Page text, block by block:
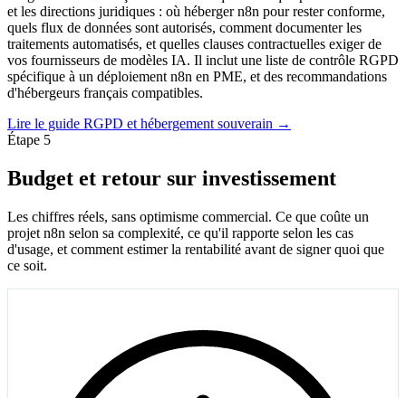
et les directions juridiques : où héberger n8n pour rester conforme,
quels flux de données sont autorisés, comment documenter les
traitements automatisés, et quelles clauses contractuelles exiger de
vos fournisseurs de modèles IA. Il inclut une liste de contrôle RGPD
spécifique à un déploiement n8n en PME, et des recommandations
d'hébergeurs français compatibles.
Lire le guide RGPD et hébergement souverain →
Étape 5
Budget et retour sur investissement
Les chiffres réels, sans optimisme commercial. Ce que coûte un
projet n8n selon sa complexité, ce qu'il rapporte selon les cas
d'usage, et comment estimer la rentabilité avant de signer quoi que
ce soit.